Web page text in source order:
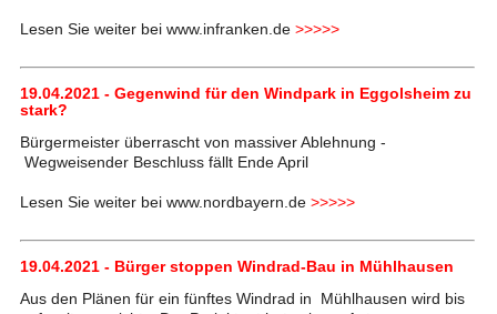
Lesen Sie weiter bei www.infranken.de >>>>>
19.04.2021 - Gegenwind für den Windpark in Eggolsheim zu
stark?
Bürgermeister überrascht von massiver Ablehnung -
Wegweisender Beschluss fällt Ende April
Lesen Sie weiter bei www.nordbayern.de >>>>>
19.04.2021 - Bürger stoppen Windrad-Bau in Mühlhausen
Aus den Plänen für ein fünftes Windrad in Mühlhausen wird bis